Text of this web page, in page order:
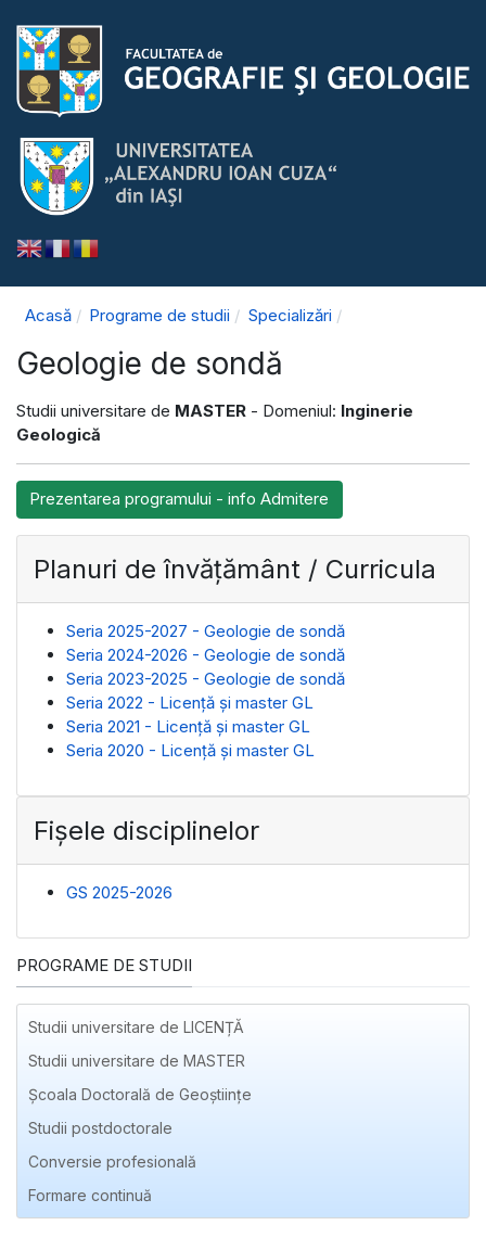
Acasă Programe de studii Specializări
Geologie de sondă
Studii universitare de MASTER - Domeniul: Inginerie
Geologică
Prezentarea programului - info Admitere
Planuri de învățământ / Curricula
Seria 2025-2027 - Geologie de sondă
Seria 2024-2026 - Geologie de sondă
Seria 2023-2025 - Geologie de sondă
Seria 2022 - Licenţă și master GL
Seria 2021 - Licenţă și master GL
Seria 2020 - Licenţă și master GL
Fișele disciplinelor
GS 2025-2026
PROGRAME DE STUDII
Studii universitare de LICENȚĂ
Studii universitare de MASTER
Școala Doctorală de Geoștiințe
Studii postdoctorale
Conversie profesională
Formare continuă